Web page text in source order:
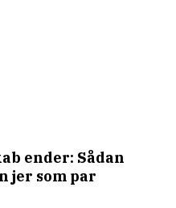
ender: Sådan
jer som par